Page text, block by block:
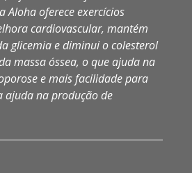
Aloha oferece exercícios
cardiovascular, mantém
glicemia e diminui o colesterol
massa óssea, o que ajuda na
e mais facilidade para
ajuda na produção de